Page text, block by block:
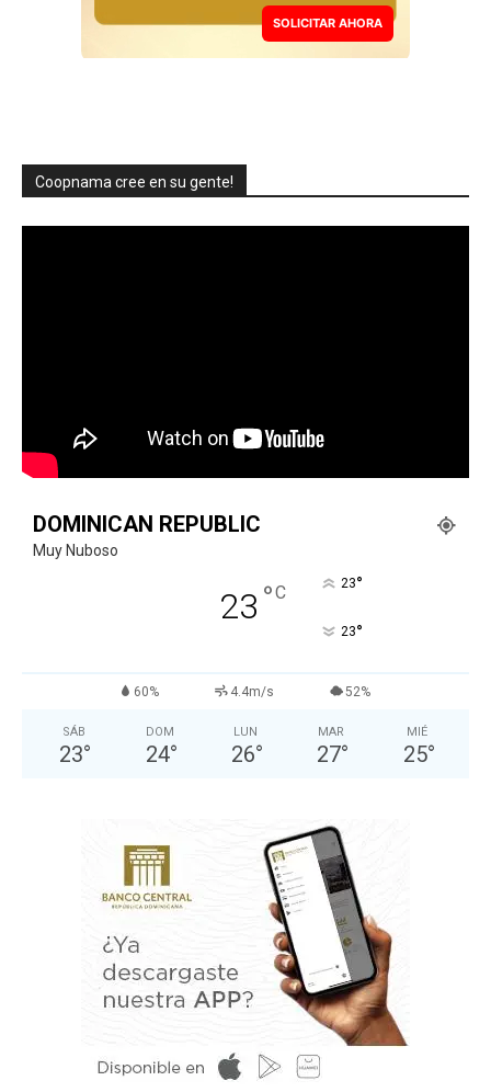
SOLICITAR AHORA
Coopnama cree en su gente!
DOMINICAN REPUBLIC
Muy Nuboso
23 °C 23°
23°
60% 4.4m/s 52%
SÁB
23°
DOM
24°
LUN
26°
MAR
27°
MIÉ
25°